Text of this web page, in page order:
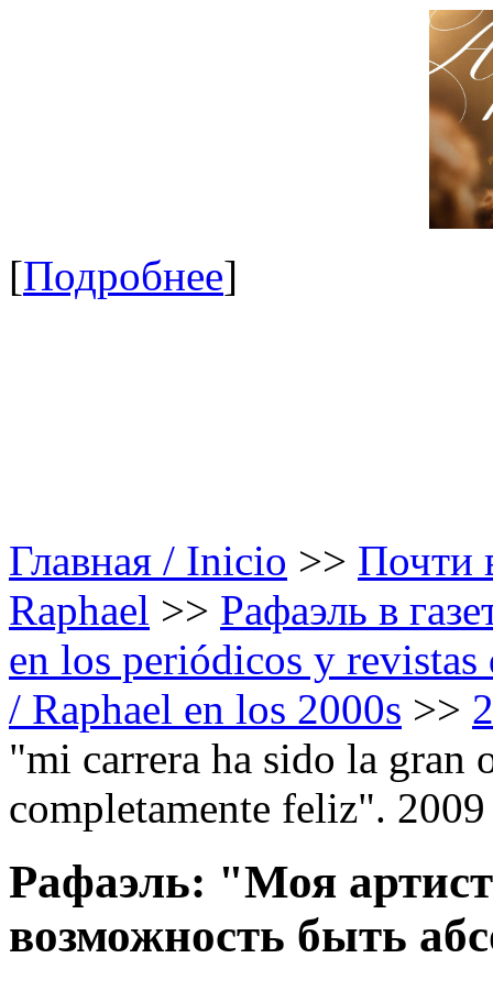
[Подробнее]
Главная / Inicio >> Почти
Raphael >> Рафаэль в
en los periódicos y
/ Raphael en los 2000s >>
"mi carrera ha sido la gran
completamente feliz". 2009
Рафаэль: "Моя
возможность быть